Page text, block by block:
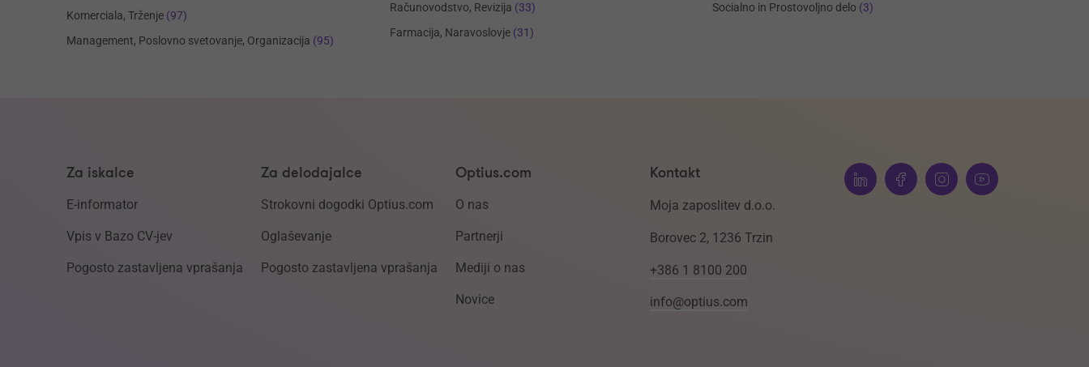
Komerciala, Trženje (97)
Management, Poslovno svetovanje, Organizacija (95)
Računovodstvo, Revizija (33)
Farmacija, Naravoslovje (31)
Socialno in Prostovoljno delo (3)
Za iskalce
E-informator
Vpis v Bazo CV-jev
Pogosto zastavljena vprašanja
Za delodajalce
Strokovni dogodki Optius.com
Oglaševanje
Pogosto zastavljena vprašanja
Optius.com
O nas
Partnerji
Mediji o nas
Novice
Kontakt
Moja zaposlitev d.o.o.
Borovec 2, 1236 Trzin
+386 1 8100 200
info@optius.com